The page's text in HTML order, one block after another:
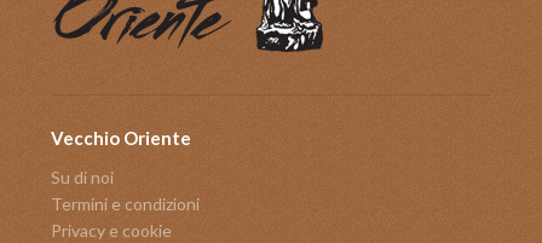
Vecchio Oriente
Su di noi
Termini e condizioni
Privacy e cookie